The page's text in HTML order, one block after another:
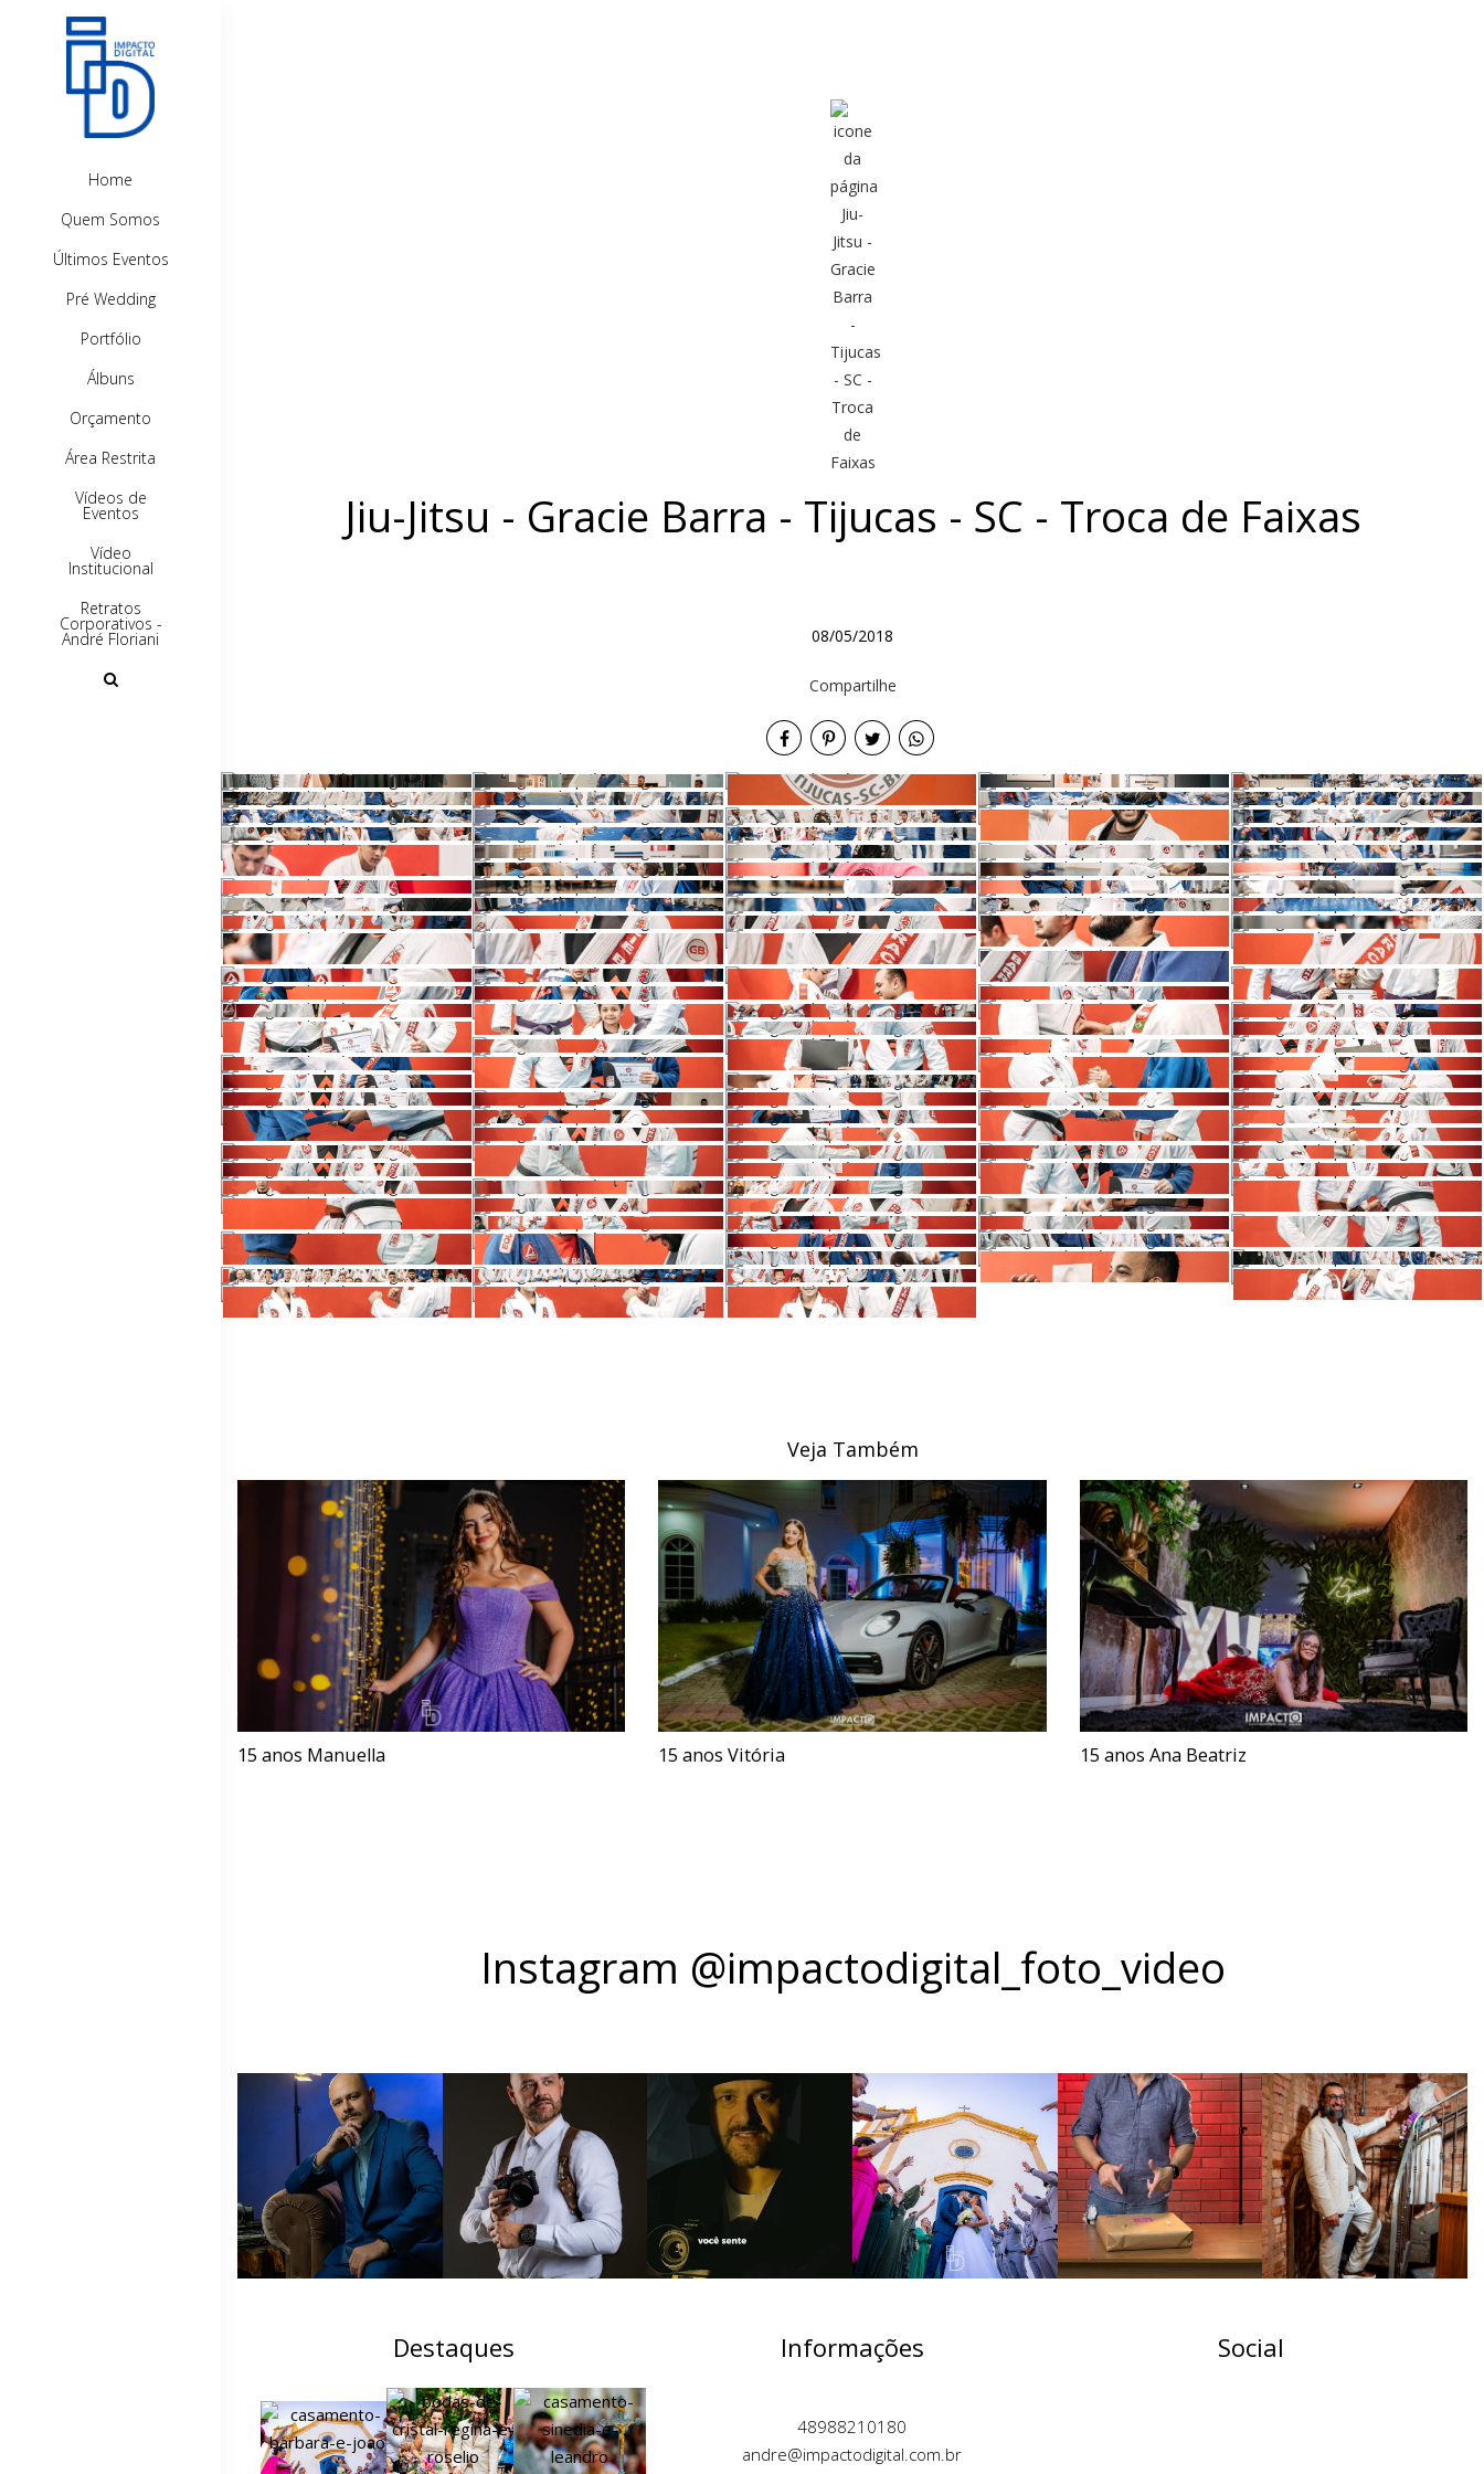
Home
Quem Somos
Últimos Eventos
Pré Wedding
Portfólio
Álbuns
Orçamento
Área Restrita
Vídeos de
Eventos
Vídeo
Institucional
Retratos
Corporativos -
André Floriani
Jiu-Jitsu - Gracie Barra - Tijucas - SC - Troca de Faixas
08/05/2018
Compartilhe
Veja Também
15 anos Manuella 15 anos Vitória 15 anos Ana Beatriz
Instagram @impactodigital_foto_video
Destaques Informações
48988210180
andre@impactodigital.com.br
Social